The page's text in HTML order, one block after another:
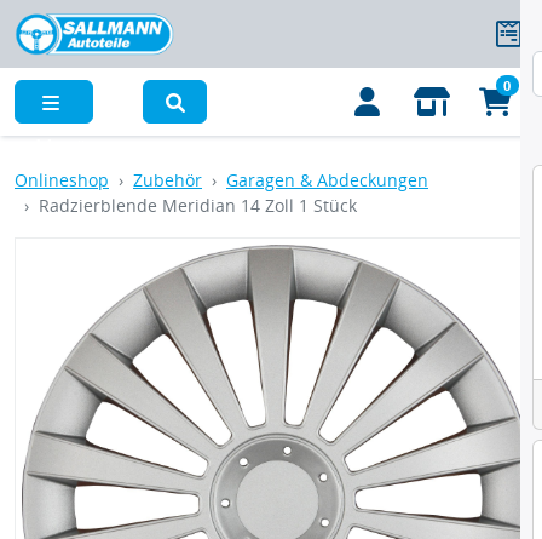
0
Onlineshop Zubehör
Garagen & Abdeckungen
Radzierblende Meridian 14 Zoll 1 Stück